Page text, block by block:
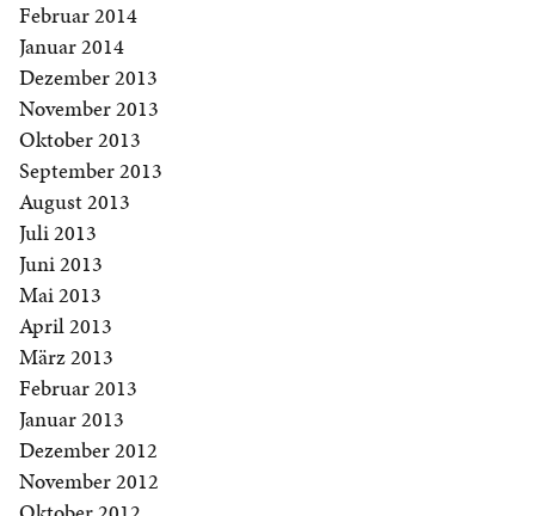
Februar 2014
Januar 2014
Dezember 2013
November 2013
Oktober 2013
September 2013
August 2013
Juli 2013
Juni 2013
Mai 2013
April 2013
März 2013
Februar 2013
Januar 2013
Dezember 2012
November 2012